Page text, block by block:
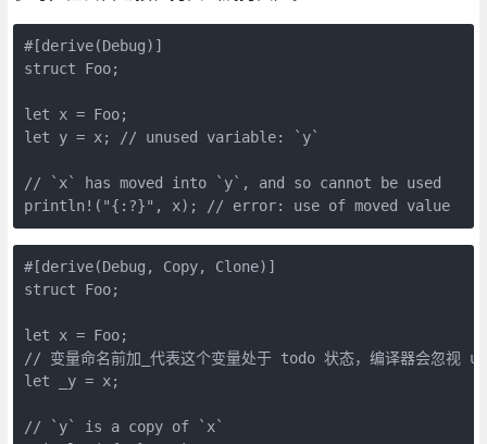
#[derive(Debug)]
struct Foo;
let x = Foo;
let y = x; // unused variable: `y`
// `x` has moved into `y`, and so cannot be used
println!("{:?}", x); // error: use of moved value
#[derive(Debug, Copy, Clone)]
struct Foo;
let x = Foo;
// 变量命名前加_代表这个变量处于 todo 状态，编译器会忽视
let _y = x;
// `y` is a copy of `x`